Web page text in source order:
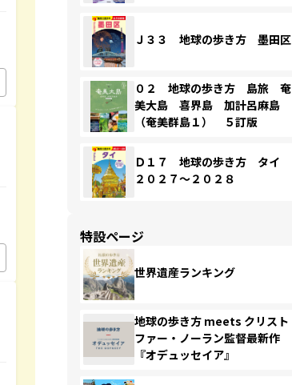
Ｊ３３ 地球の歩き方 墨田区
０２ 地球の歩き方 島旅 奄
美大島 喜界島 加計呂麻島
（奄美群島１） ５訂版
Ｄ１７ 地球の歩き方 タイ
２０２７～２０２８
特設ページ
世界遺産ランキング
地球の歩き方 meets クリスト
ファー・ノーラン監督最新作
『オデュッセイア』